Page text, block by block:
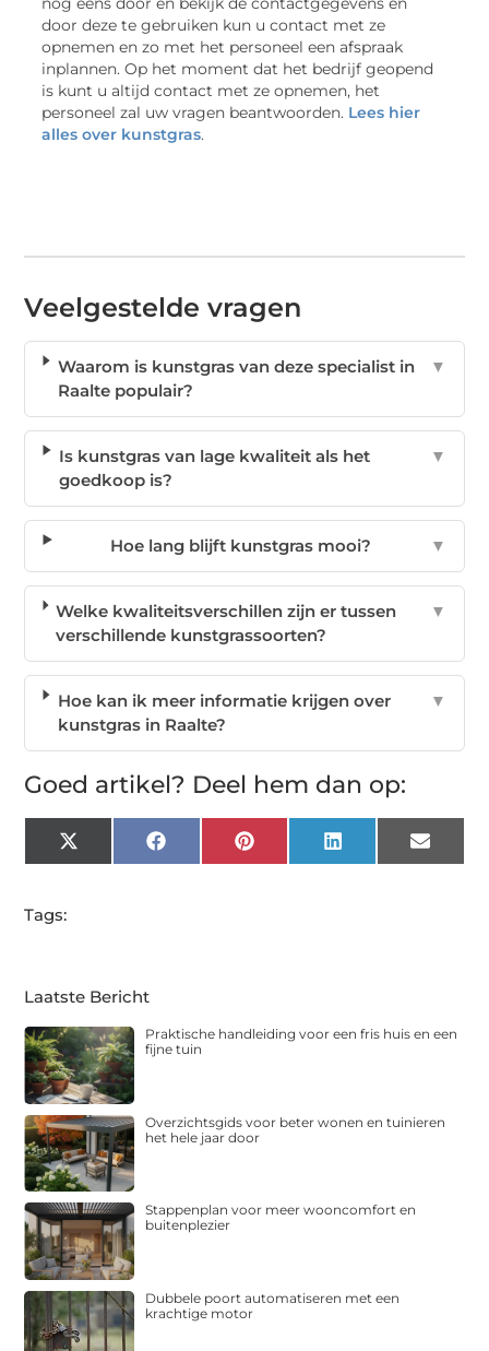
door deze te gebruiken kun u contact met ze
opnemen en zo met het personeel een afspraak
inplannen. Op het moment dat het bedrijf geopend
is kunt u altijd contact met ze opnemen, het
personeel zal uw vragen beantwoorden. Lees hier
alles over kunstgras.
Veelgestelde vragen
Waarom is kunstgras van deze specialist in
Raalte populair?
▼
Is kunstgras van lage kwaliteit als het
goedkoop is?
▼
Hoe lang blijft kunstgras mooi? ▼
Welke kwaliteitsverschillen zijn er tussen
verschillende kunstgrassoorten?
▼
Hoe kan ik meer informatie krijgen over
kunstgras in Raalte?
▼
Goed artikel? Deel hem dan op:
X
(Twitter)
FacebookPinterest LinkedIn Email
Tags:
Laatste Bericht
Praktische handleiding voor een fris huis en een
fijne tuin
Overzichtsgids voor beter wonen en tuinieren
het hele jaar door
Stappenplan voor meer wooncomfort en
buitenplezier
Dubbele poort automatiseren met een
krachtige motor